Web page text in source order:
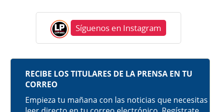
Síguenos en Instagram